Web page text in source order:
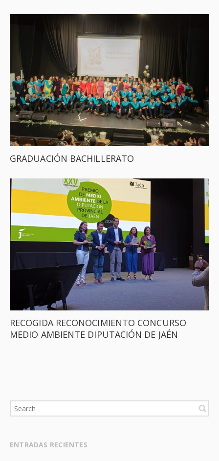
GRADUACIÓN BACHILLERATO
RECOGIDA RECONOCIMIENTO CONCURSO
MEDIO AMBIENTE DIPUTACIÓN DE JAÉN
ENTRADAS RECIENTES